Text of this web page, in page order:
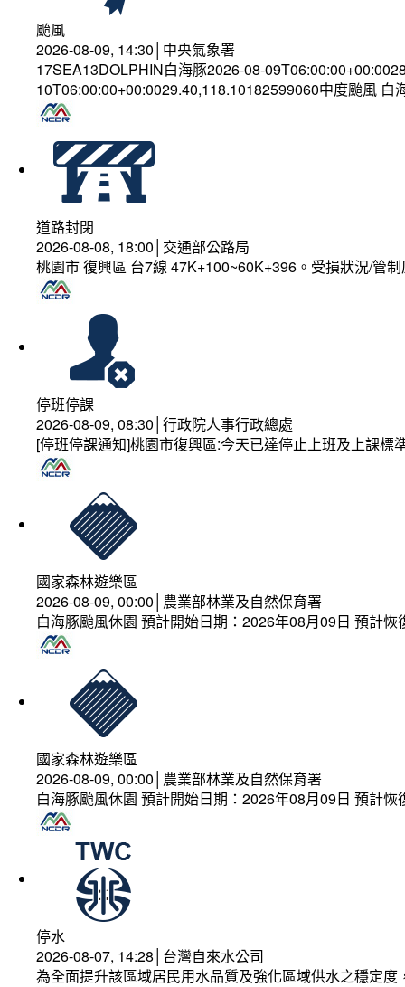
颱風
2026-08-09, 14:30│中央氣象署
17SEA13DOLPHIN白海豚2026-08-
10T06:00:00+00:0029.40,118.10182599060中度颱風 白
道路封閉
2026-08-08, 18:00│交通部公路局
桃園市 復興區 台7線 47K+100~60K+396。受損狀況/管
停班停課
2026-08-09, 08:30│行政院人事行政總處
[停班停課通知]桃園市復興區:今天已達停止上班及上課
國家森林遊樂區
2026-08-09, 00:00│農業部林業及自然保育署
白海豚颱風休園 預計開始日期：2026年08月09日 預計
國家森林遊樂區
2026-08-09, 00:00│農業部林業及自然保育署
白海豚颱風休園 預計開始日期：2026年08月09日 預計
停水
2026-08-07, 14:28│台灣自來水公司
為全面提升該區域居民用水品質及強化區域供水之穩定